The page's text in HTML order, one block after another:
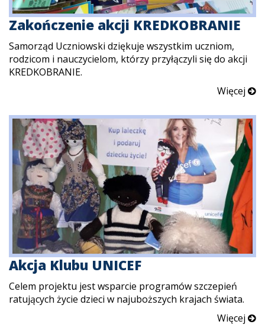
Zakończenie akcji KREDKOBRANIE
Samorząd Uczniowski dziękuje wszystkim uczniom,
rodzicom i nauczycielom, którzy przyłączyli się do akcji
KREDKOBRANIE.
Więcej
Akcja Klubu UNICEF
Celem projektu jest wsparcie programów szczepień
ratujących życie dzieci w najuboższych krajach świata.
Więcej